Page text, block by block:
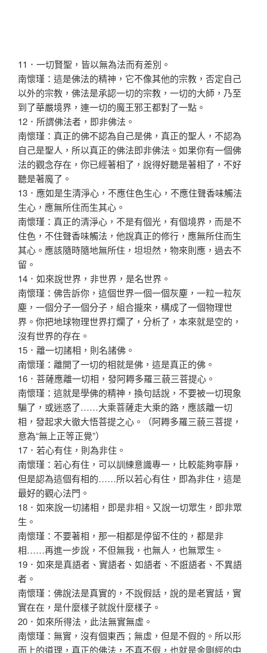
11．一切賢聖，皆以無為法而有差別。
南懷瑾：這是佛法的精神，它不像其他的宗教，否定自己
以外的宗教，佛法是承認一切的宗教，一切的大師，乃至
到了華嚴境界，連一切的魔王邪王都對了一點。
12．所謂佛法者，即非佛法。
南懷瑾：真正的佛不認為自己是佛，真正的聖人，不認為
自己是聖人，所以真正的佛法即非佛法。如果你有一個佛
法的觀念存在，你已經著相了，說得好聽是著相了，不好
聽是著魔了。
13．應如是生清淨心，不應住色生心，不應住聲香味觸法
生心，應無所住而生其心。
南懷瑾：真正的清淨心，不是有個光，有個境界，而是不
住色，不住聲香味觸法，他說真正的修行，應無所住而生
其心。應該隨時隨地無所住，坦坦然，物來則應，過去不
留。
14．如來說世界，非世界，是名世界。
南懷瑾：佛告訴你，這個世界一個一個灰塵，一粒一粒灰
塵，一個分子一個分子，組合攏來，構成了一個物理世
界。你把地球物理世界打爛了，分析了，本來就是空的，
沒有世界的存在。
15．離一切諸相，則名諸佛。
南懷瑾：離開了一切的相就是佛，這是真正的佛。
16．菩薩應離一切相，發阿耨多羅三藐三菩提心。
南懷瑾：這就是學佛的精神，換句話說，不要被一切現象
騙了，或迷惑了……大乘菩薩走大乘的路，應該離一切
相，發起求大徹大悟菩提之心。（阿耨多羅三藐三菩提，
意為“無上正等正覺”）
17．若心有住，則為非住。
南懷瑾：若心有住，可以訓練意識專一，比較能夠寧靜，
但是認為這個有相的……所以若心有住，即為非住，這是
最好的觀心法門。
18．如來說一切諸相，即是非相。又說一切眾生，即非眾
生。
南懷瑾：不要著相，那一相都是停留不住的，都是非
相……再進一步說，不但無我，也無人，也無眾生。
19．如來是真語者、實語者、如語者、不誑語者、不異語
者。
南懷瑾：佛說法是真實的，不說假話，說的是老實話，實
實在在，是什麼樣子就說什麼樣子。
20．如來所得法，此法無實無虛。
南懷瑾：無實，沒有個東西；無虛，但是不假的。所以形
而上的道理，真正的佛法，不真不假，也就是金剛經的中